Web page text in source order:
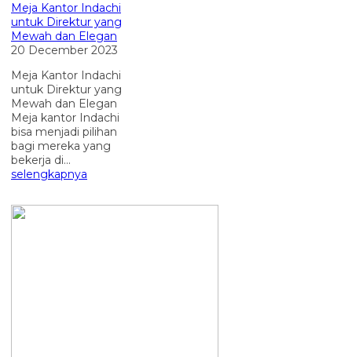
Meja Kantor Indachi
untuk Direktur yang
Mewah dan Elegan
20 December 2023
Meja Kantor Indachi
untuk Direktur yang
Mewah dan Elegan
Meja kantor Indachi
bisa menjadi pilihan
bagi mereka yang
bekerja di...
selengkapnya